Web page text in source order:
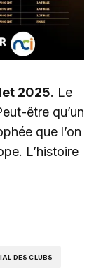
2025. Le
être qu’un
que l’on
L’histoire
DES CLUBS